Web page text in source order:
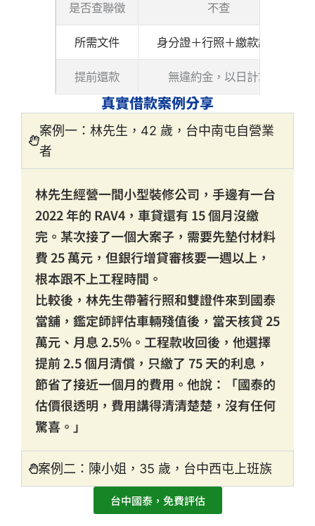
是否查聯徵 不查
所需文件 身分證＋行照＋繳款證明
提前還款 無違約金，以日計算
真實借款案例分享
案例一：林先生，42 歲，台中南屯自營業
者
林先生經營一間小型裝修公司，手邊有一台
2022 年的 RAV4，車貸還有 15 個月沒繳
完。某次接了一個大案子，需要先墊付材料
費 25 萬元，但銀行增貸審核要一週以上，
根本跟不上工程時間。
比較後，林先生帶著行照和雙證件來到國泰
當舖，鑑定師評估車輛殘值後，當天核貸 25
萬元、月息 2.5%。工程款收回後，他選擇
提前 2.5 個月清償，只繳了 75 天的利息，
節省了接近一個月的費用。他說：「國泰的
估價很透明，費用講得清清楚楚，沒有任何
驚喜。」
案例二：陳小姐，35 歲，台中西屯上班族
台中國泰，免費評估